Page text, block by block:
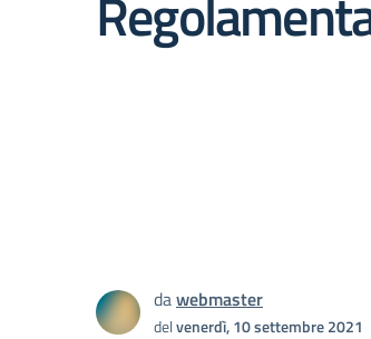
dawebmaster
delvenerdì, 10 settembre 2021